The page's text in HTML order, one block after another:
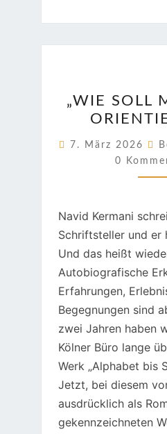
„WIE SOLL
7. März 2026
0
Navid Kermani
Schriftsteller und er
Und das heißt
Autobiografische
Erfahrungen,
Begegnungen sind
zwei Jahren haben
Kölner Büro lange
Werk „Alphabet bis
Jetzt, bei diesem
ausdrücklich als
gekennzeichneten